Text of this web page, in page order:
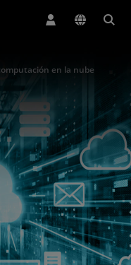
en la nube